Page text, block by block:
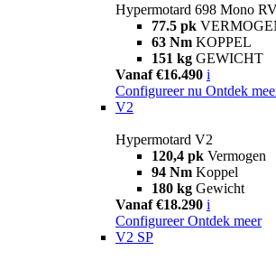
Hypermotard 698 Mono
77.5 pk
63 Nm KOPPEL
151 kg GEWICHT
Vanaf €16.490 i
Configureer nu Ontdek
V2
Hypermotard V2
120,4 pk Vermogen
94 Nm Koppel
180 kg Gewicht
Vanaf €18.290 i
Configureer Ontdek meer
V2 SP